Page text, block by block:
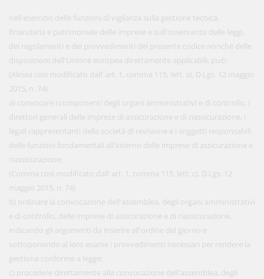
nell'esercizio delle funzioni di vigilanza sulla gestione tecnica,
finanziaria e patrimoniale delle imprese e sull'osservanza delle leggi,
dei regolamenti e dei provvedimenti del presente codice nonché delle
disposizioni dell'Unione europea direttamente applicabili, può:
(Alinea così modificato dall’ art. 1, comma 115, lett. a), D.Lgs. 12 maggio
2015, n. 74)
a) convocare i componenti degli organi amministrativi e di controllo, i
direttori generali delle imprese di assicurazione e di riassicurazione, i
legali rappresentanti della società di revisione e i soggetti responsabili
delle funzioni fondamentali all'interno delle imprese di assicurazione e
riassicurazione;
(Comma così modificato dall’ art. 1, comma 115, lett. c), D.Lgs. 12
maggio 2015, n. 74)
b) ordinare la convocazione dell'assemblea, degli organi amministrativi
e di controllo, delle imprese di assicurazione e di riassicurazione,
indicando gli argomenti da inserire all'ordine del giorno e
sottoponendo al loro esame i provvedimenti necessari per rendere la
gestione conforme a legge;
c) procedere direttamente alla convocazione dell'assemblea, degli